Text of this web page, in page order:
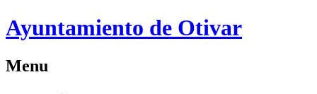
Ayuntamiento de Otivar
Menu